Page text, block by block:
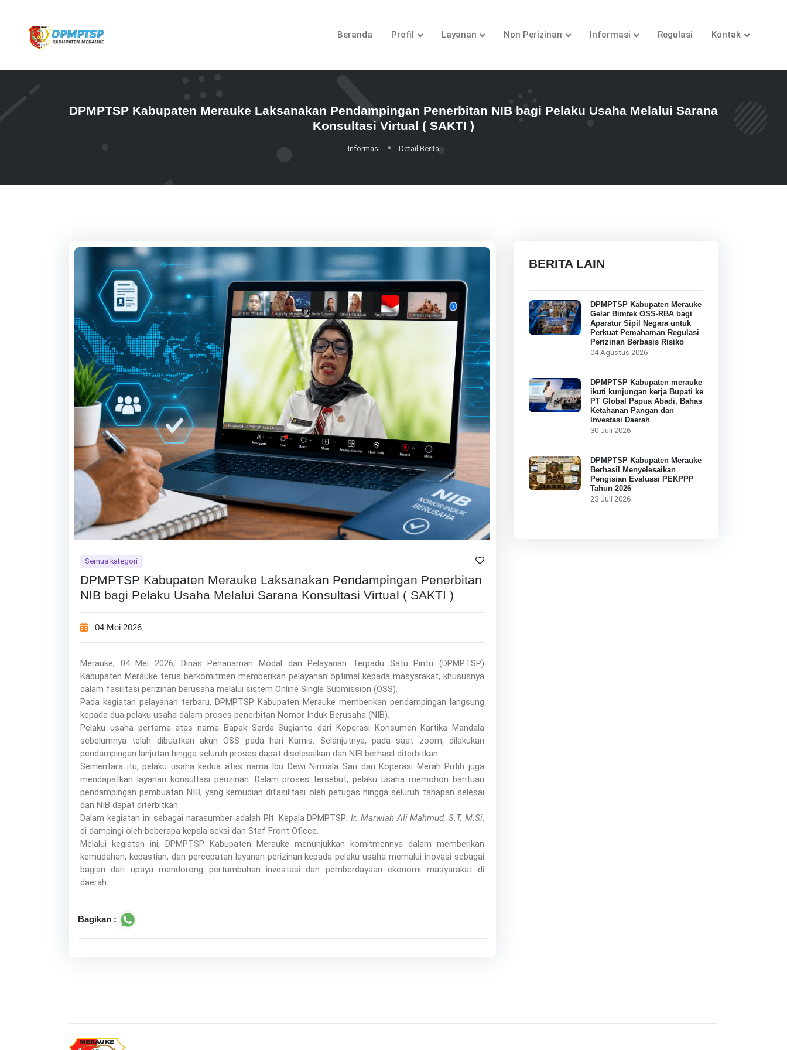
Beranda Profil Layanan Non Perizinan Informasi Regulasi Kontak
DPMPTSP Kabupaten Merauke Laksanakan Pendampingan Penerbitan NIB bagi Pelaku Usaha Melalui Sarana
Konsultasi Virtual ( SAKTI )
Informasi Detail Berita
Semua kategori
DPMPTSP Kabupaten Merauke Laksanakan Pendampingan Penerbitan
NIB bagi Pelaku Usaha Melalui Sarana Konsultasi Virtual ( SAKTI )
04 Mei 2026
Merauke, 04 Mei 2026, Dinas Penanaman Modal dan Pelayanan Terpadu Satu Pintu (DPMPTSP)
Kabupaten Merauke terus berkomitmen memberikan pelayanan optimal kepada masyarakat, khususnya
dalam fasilitasi perizinan berusaha melalui sistem Online Single Submission (OSS).
Pada kegiatan pelayanan terbaru, DPMPTSP Kabupaten Merauke memberikan pendampingan langsung
kepada dua pelaku usaha dalam proses penerbitan Nomor Induk Berusaha (NIB).
Pelaku usaha pertama atas nama Bapak Serda Sugianto dari Koperasi Konsumen Kartika Mandala
sebelumnya telah dibuatkan akun OSS pada hari Kamis. Selanjutnya, pada saat zoom, dilakukan
pendampingan lanjutan hingga seluruh proses dapat diselesaikan dan NIB berhasil diterbitkan.
Sementara itu, pelaku usaha kedua atas nama Ibu Dewi Nirmala Sari dari Koperasi Merah Putih juga
mendapatkan layanan konsultasi perizinan. Dalam proses tersebut, pelaku usaha memohon bantuan
pendampingan pembuatan NIB, yang kemudian difasilitasi oleh petugas hingga seluruh tahapan selesai
dan NIB dapat diterbitkan.
Dalam kegiatan ini sebagai narasumber adalah Plt. Kepala DPMPTSP; Ir. Marwiah Ali Mahmud, S.T, M.Si,
di dampingi oleh beberapa kepala seksi dan Staf Front Oficce.
Melalui kegiatan ini, DPMPTSP Kabupaten Merauke menunjukkan komitmennya dalam memberikan
kemudahan, kepastian, dan percepatan layanan perizinan kepada pelaku usaha memalui inovasi sebagai
bagian dari upaya mendorong pertumbuhan investasi dan pemberdayaan ekonomi masyarakat di
daerah.
Bagikan :
BERITA LAIN
DPMPTSP Kabupaten Merauke
Gelar Bimtek OSS-RBA bagi
Aparatur Sipil Negara untuk
Perkuat Pemahaman Regulasi
Perizinan Berbasis Risiko
04 Agustus 2026
DPMPTSP Kabupaten merauke
ikuti kunjungan kerja Bupati ke
PT Global Papua Abadi, Bahas
Ketahanan Pangan dan
Investasi Daerah
30 Juli 2026
DPMPTSP Kabupaten Merauke
Berhasil Menyelesaikan
Pengisian Evaluasi PEKPPP
Tahun 2026
23 Juli 2026